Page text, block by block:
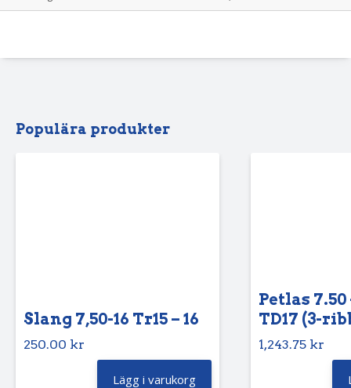
Populära produkter
Slang 7,50-16 Tr15 – 16
250.00 kr
Lägg i varukorg
Petlas 7.50
TD17 (3-
1,243.75 kr